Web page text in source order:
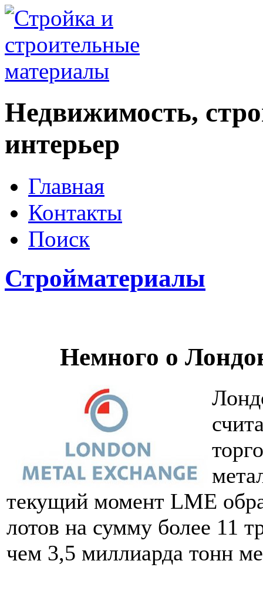
Недвижимость,
интерьер
Главная
Контакты
Поиск
Стройматериалы
Немного о
текущий момент LME
лотов на сумму более 11
чем 3,5 миллиарда тонн